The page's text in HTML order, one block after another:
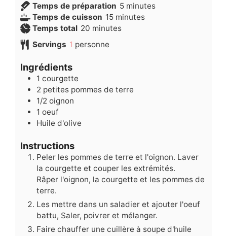
Temps de préparation 5minutes
minutes
Temps de cuisson 15minutes
minutes
Temps total 20minutes
minutes
Servings 1 personne
Ingrédients
1 courgette
2 petites pommes de terre
1/2 oignon
1 oeuf
Huile d'olive
Instructions
Peler les pommes de terre et l'oignon. Laver
la courgette et couper les extrémités.
Râper l'oignon, la courgette et les pommes de
terre.
Les mettre dans un saladier et ajouter l'oeuf
battu, Saler, poivrer et mélanger.
Faire chauffer une cuillère à soupe d'huile